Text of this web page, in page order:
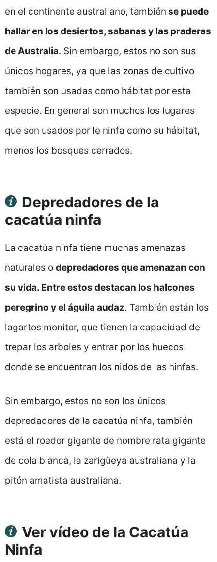
en el continente australiano, también se puede
hallar en los desiertos, sabanas y las praderas
de Australia. Sin embargo, estos no son sus
únicos hogares, ya que las zonas de cultivo
también son usadas como hábitat por esta
especie. En general son muchos los lugares
que son usados por le ninfa como su hábitat,
menos los bosques cerrados.
Depredadores de la
cacatúa ninfa
La cacatúa ninfa tiene muchas amenazas
naturales o depredadores que amenazan con
su vida. Entre estos destacan los halcones
peregrino y el águila audaz. También están los
lagartos monitor, que tienen la capacidad de
trepar los arboles y entrar por los huecos
donde se encuentran los nidos de las ninfas.
Sin embargo, estos no son los únicos
depredadores de la cacatúa ninfa, también
está el roedor gigante de nombre rata gigante
de cola blanca, la zarigüeya australiana y la
pitón amatista australiana.
Ver vídeo de la Cacatúa
Ninfa